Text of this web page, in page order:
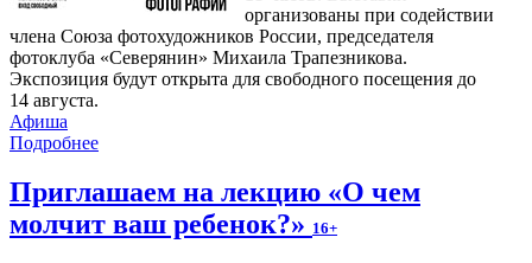
организованы при содействии
члена Союза фотохудожников России, председателя
фотоклуба «Северянин» Михаила Трапезникова.
Экспозиция будут открыта для свободного посещения до
14 августа.
Афиша
Подробнее
Приглашаем на лекцию «О чем
молчит ваш ребенок?» 16+